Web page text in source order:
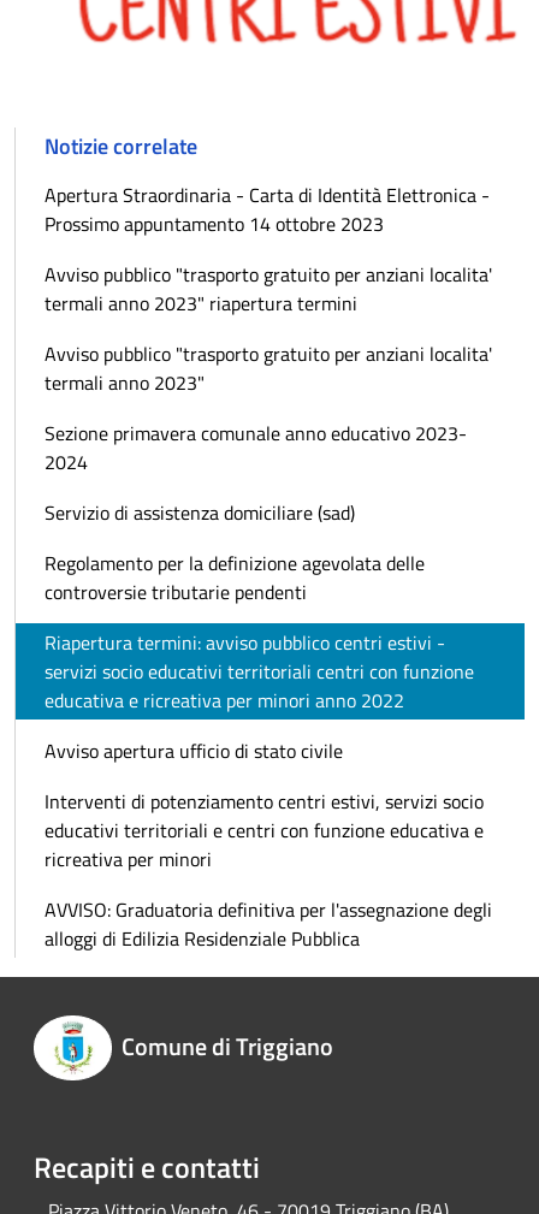
Notizie correlate
Apertura Straordinaria - Carta di Identità Elettronica -
Prossimo appuntamento 14 ottobre 2023
Avviso pubblico "trasporto gratuito per anziani localita'
termali anno 2023" riapertura termini
Avviso pubblico "trasporto gratuito per anziani localita'
termali anno 2023"
Sezione primavera comunale anno educativo 2023-
2024
Servizio di assistenza domiciliare (sad)
Regolamento per la definizione agevolata delle
controversie tributarie pendenti
Riapertura termini: avviso pubblico centri estivi -
servizi socio educativi territoriali centri con funzione
educativa e ricreativa per minori anno 2022
Avviso apertura ufficio di stato civile
Interventi di potenziamento centri estivi, servizi socio
educativi territoriali e centri con funzione educativa e
ricreativa per minori
AVVISO: Graduatoria definitiva per l'assegnazione degli
alloggi di Edilizia Residenziale Pubblica
Comune di Triggiano
Recapiti e contatti